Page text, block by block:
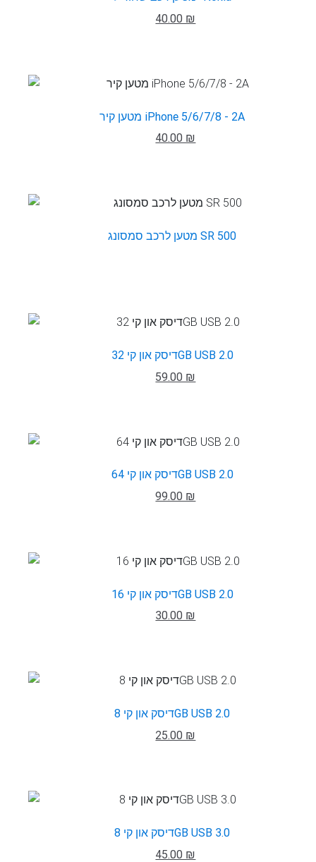
40.00 ₪
מטען קיר iPhone 5/6/7/8 - 2A
40.00 ₪
מטען לרכב סמסונג SR 500
דיסק און קי 32GB USB 2.0
59.00 ₪
דיסק און קי 64GB USB 2.0
99.00 ₪
דיסק און קי 16GB USB 2.0
30.00 ₪
דיסק און קי 8GB USB 2.0
25.00 ₪
דיסק און קי 8GB USB 3.0
45.00 ₪